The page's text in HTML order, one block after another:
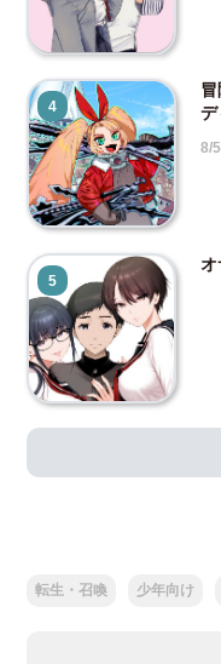
4
デ
8/
5
オ
転生・召喚 少年向け